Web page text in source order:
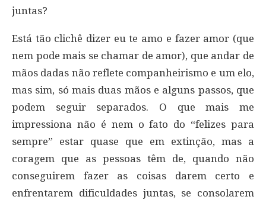
juntas?
Está tão clichê dizer eu te amo e fazer amor (que
nem pode mais se chamar de amor), que andar de
mãos dadas não reflete companheirismo e um elo,
mas sim, só mais duas mãos e alguns passos, que
podem seguir separados. O que mais me
impressiona não é nem o fato do “felizes para
sempre” estar quase que em extinção, mas a
coragem que as pessoas têm de, quando não
conseguirem fazer as coisas darem certo e
enfrentarem dificuldades juntas, se consolarem